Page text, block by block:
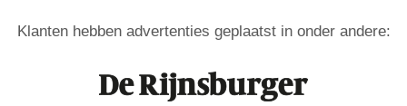
Klanten hebben advertenties geplaatst in onder andere: